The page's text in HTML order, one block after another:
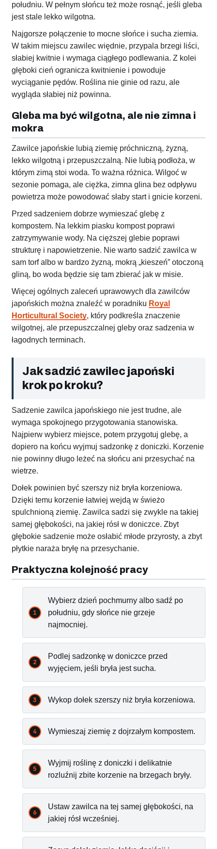
południu. W pełnym słońcu też może rosnąć, jeśli gleba
jest stale lekko wilgotna.
Najgorsze połączenie to mocne słońce i sucha ziemia.
W takim miejscu zawilec więdnie, przypala brzegi liści,
słabiej kwitnie i wymaga ciągłego podlewania. Z kolei
głęboki cień ogranicza kwitnienie i powoduje
wyciąganie pędów. Roślina nie ginie od razu, ale
wygląda słabiej niż powinna.
Gleba ma być wilgotna, ale nie zimna i
mokra
Zawilce japońskie lubią ziemię próchniczną, żyzną,
lekko wilgotną i przepuszczalną. Nie lubią podłoża, w
którym zimą stoi woda. To ważna różnica. Wilgoć w
sezonie pomaga, ale ciężka, zimna glina bez odpływu
powietrza może powodować słaby start i gnicie korzeni.
Przed sadzeniem dobrze wymieszać glebę z
kompostem. Na lekkim piasku kompost poprawi
zatrzymywanie wody. Na cięższej glebie poprawi
strukturę i napowietrzenie. Nie warto sadzić zawilca w
sam torf albo w bardzo żyzną, mokrą „kieszeń” otoczoną
gliną, bo woda będzie się tam zbierać jak w misie.
Więcej ogólnych zaleceń uprawowych dla zawilców
japońskich można znaleźć w poradniku Royal
Horticultural Society, który podkreśla znaczenie
wilgotnej, ale przepuszczalnej gleby oraz sadzenia w
łagodnych terminach.
Jak sadzić zawilec japoński
krok po kroku?
Sadzenie zawilca japońskiego nie jest trudne, ale
wymaga spokojnego przygotowania stanowiska.
Najpierw wybierz miejsce, potem przygotuj glebę, a
dopiero na końcu wyjmuj sadzonkę z doniczki. Korzenie
nie powinny długo leżeć na słońcu ani przesychać na
wietrze.
Dołek powinien być szerszy niż bryła korzeniowa.
Dzięki temu korzenie łatwiej wejdą w świeżo
spulchnioną ziemię. Zawilca sadzi się zwykle na takiej
samej głębokości, na jakiej rósł w doniczce. Zbyt
głębokie sadzenie może osłabić młode przyrosty, a zbyt
płytkie naraża bryłę na przesychanie.
Praktyczna kolejność pracy
Wybierz dzień pochmurny albo sadź po
południu, gdy słońce nie grzeje
najmocniej.
Podlej sadzonkę w doniczce przed
wyjęciem, jeśli bryła jest sucha.
Wykop dołek szerszy niż bryła korzeniowa.
Wymieszaj ziemię z dojrzałym kompostem.
Wyjmij roślinę z doniczki i delikatnie
rozluźnij zbite korzenie na brzegach bryły.
Ustaw zawilca na tej samej głębokości, na
jakiej rósł wcześniej.